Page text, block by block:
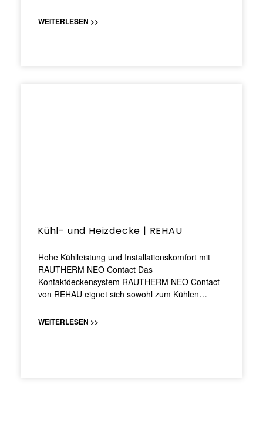
WEITERLESEN >>
Kühl- und Heizdecke | REHAU
Hohe Kühlleistung und Installationskomfort mit
RAUTHERM NEO Contact Das
Kontaktdeckensystem RAUTHERM NEO Contact
von REHAU eignet sich sowohl zum Kühlen…
WEITERLESEN >>